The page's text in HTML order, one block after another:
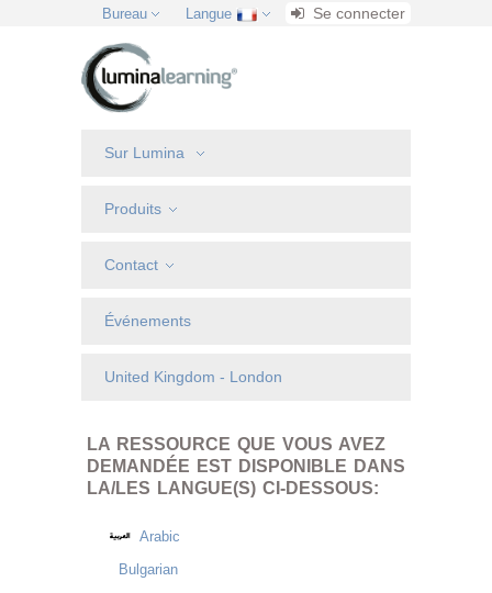
Bureau Langue Se connecter
Sur Lumina
Produits
Contact
Événements
United Kingdom - London
LA RESSOURCE QUE VOUS AVEZ
DEMANDÉE EST DISPONIBLE DANS
LA/LES LANGUE(S) CI-DESSOUS:
Arabic
Bulgarian